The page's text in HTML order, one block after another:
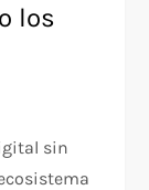
los
sin